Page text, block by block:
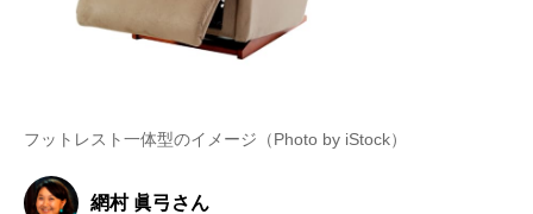
フットレスト一体型のイメージ（Photo by iStock）
網村 眞弓さん